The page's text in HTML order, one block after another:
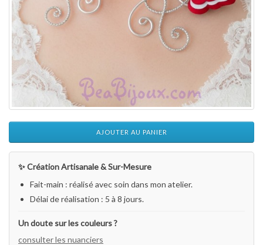
AJOUTER AU PANIER
✨ Création Artisanale & Sur-Mesure
Fait-main : réalisé avec soin dans mon atelier.
Délai de réalisation : 5 à 8 jours.
Un doute sur les couleurs ?
consulter les nuanciers